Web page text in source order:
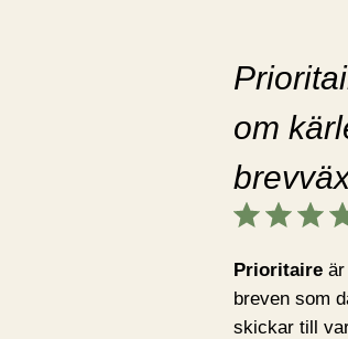
om
Prioritaire
breven som
skickar till